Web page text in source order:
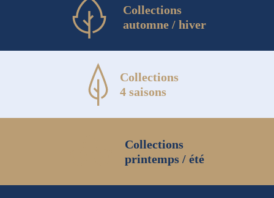
Collections
automne / hiver
Collections
4 saisons
Collections
printemps / été